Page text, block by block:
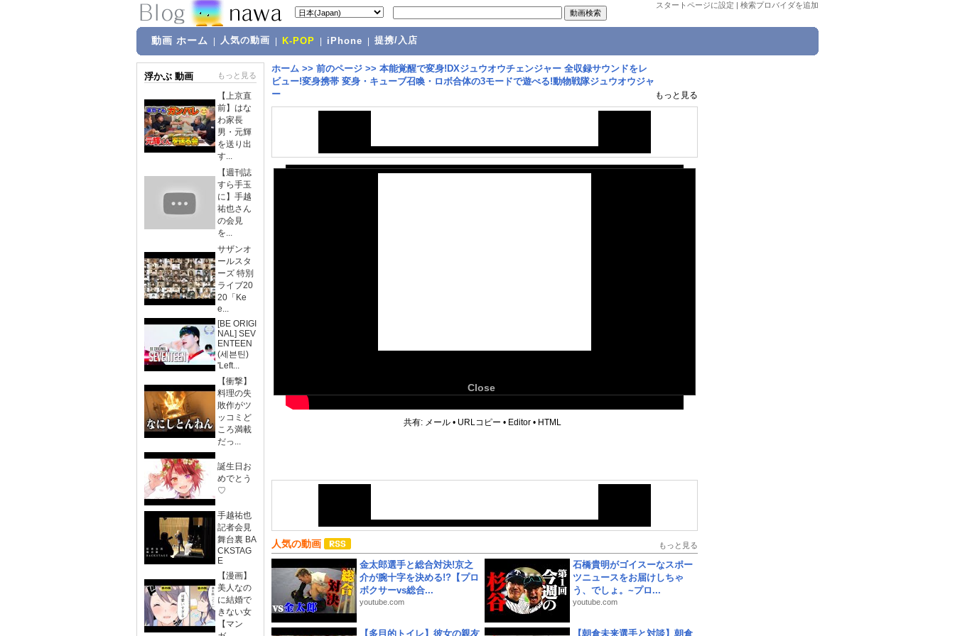
スタートページに設定 | 検索プロバイダを追加
動画 ホーム 人気の動画 K-POP iPhone 提携/入店
浮かぶ 動画 もっと見る
【上京直
前】はな
わ家長
男・元輝
を送り出
す...
【週刊誌
すら手玉
に】手越
祐也さん
の会見
を...
サザンオ
ールスタ
ーズ 特別
ライブ20
20「Ke
e...
[BE ORIGI
NAL] SEV
ENTEEN
(세븐틴)
'Left...
【衝撃】
料理の失
敗作がツ
ッコミど
ころ満載
だっ...
誕生日お
めでとう
♡
手越祐也
記者会見
舞台裏 BA
CKSTAG
E
【漫画】
美人なの
に結婚で
きない女
【マン
ホーム >> 前のページ >> 本能覚醒で変身!DXジュウオウチェンジャー 全収録サウンドをレ
ビュー!変身携帯 変身・キューブ召喚・ロボ合体の3モードで遊べる!動物戦隊ジュウオウジャ
ー
もっと見る
Close
共有: メール • URLコピー • Editor • HTML
人気の動画 もっと見る
金太郎選手と総合対決!京之
介が腕十字を決める!?【プロ
ボクサーvs総合...
youtube.com
石橋貴明がゴイスーなスポー
ツニュースをお届けしちゃ
う、でしょ。~プロ...
youtube.com
【多目的トイレ】彼女の親友 【朝倉未来選手と対談】朝倉